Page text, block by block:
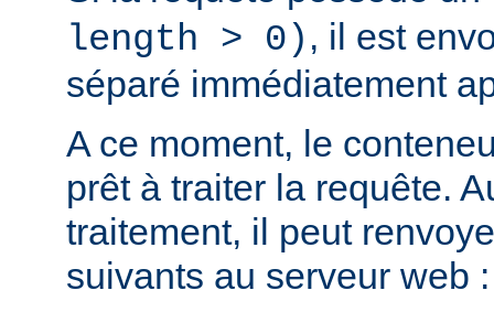
length > 0) , il est
séparé immédiatement
A ce moment, le
prêt à traiter la requête.
traitement, il peut
suivants au serveur web :